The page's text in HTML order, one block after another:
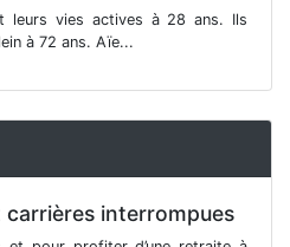
leurs vies actives à 28 ans. Ils
à 72 ans. Aïe...
carrières interrompues